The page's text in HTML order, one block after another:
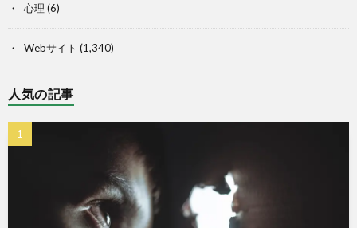
心理 (6)
Webサイト (1,340)
人気の記事